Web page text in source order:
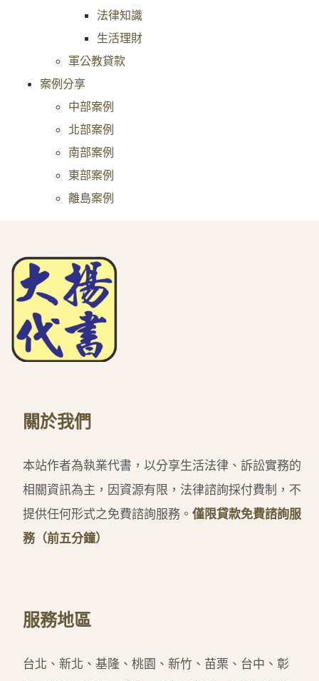
法律知識
生活理財
軍公教貸款
案例分享
中部案例
北部案例
南部案例
東部案例
離島案例
關於我們
本站作者為執業代書，以分享生活法律、訴訟實務的
相關資訊為主，因資源有限，法律諮詢採付費制，不
提供任何形式之免費諮詢服務。 僅限貸款免費諮詢服
務（前五分鐘）
服務地區
台北、新北、基隆、桃園、新竹、苗栗、台中、彰